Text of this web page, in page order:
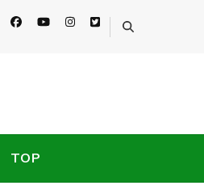
TOP